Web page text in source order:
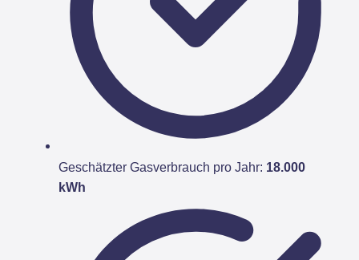
Geschätzter Gasverbrauch pro Jahr: 18.000
kWh